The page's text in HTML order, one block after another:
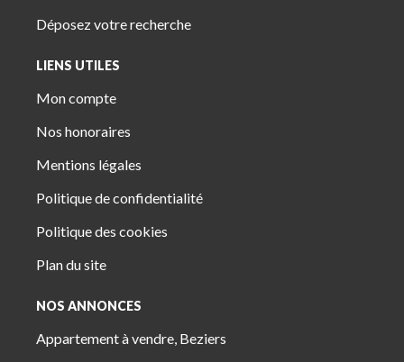
Déposez votre recherche
LIENS UTILES
Mon compte
Nos honoraires
Mentions légales
Politique de confidentialité
Politique des cookies
Plan du site
NOS ANNONCES
Appartement à vendre, Beziers